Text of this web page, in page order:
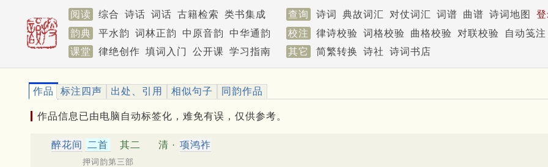
阅读 综合 诗话 词话 古籍检索 类书集成 查询 诗词 典故词汇 对仗词汇 词谱 曲谱 诗词地图
韵典
平水韵 词林正韵 中原音韵 中华通韵 校注 律诗校验 词格校验 曲格校验 对联校验
自动笺注
课堂
律绝创作 填词入门 公开课 学习指南 其它 简繁转换 诗社 诗词书店
作品 标注四声 出处、引用 相似句子 同韵作品
作品信息已由电脑自动标签化，难免有误，仅供参考。
醉花间 二首 其二 清 · 项鸿祚
押词韵第三部